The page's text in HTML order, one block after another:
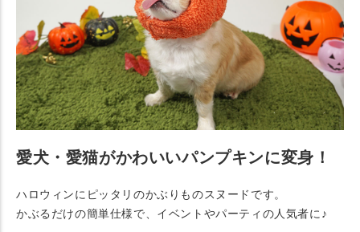
愛犬・愛猫がかわいいパンプキンに変身！
ハロウィンにピッタリのかぶりものスヌードです。
かぶるだけの簡単仕様で、イベントやパーティの人気者に♪